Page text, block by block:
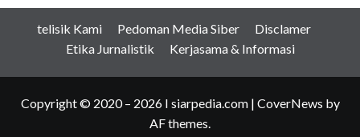
telisik Kami Pedoman Media Siber
Disclamer
Etika Jurnalistik
Kerjasama & Informasi
Copyright © 2020 – 2026 I siarpedia.com | CoverNews by
AF themes.